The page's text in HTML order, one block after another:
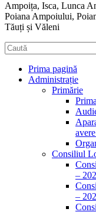
Ampoița, Isca, Lunca
Poiana Ampoiului,
Tăuți și Văleni
Prima pagină
Administrație
Primărie
Consiliul
–
–